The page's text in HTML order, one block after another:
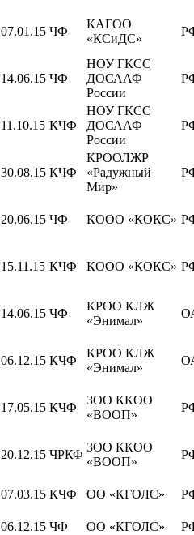
07.01.15 ЧФ
КАГОО
«КСиДС»
14.06.15 ЧФ
НОУ ГКСС
ДОСААФ
России
11.10.15 КЧФ
НОУ ГКСС
ДОСААФ
России
30.08.15 КЧФ
КРООЛЖР
«Радужный
Мир»
20.06.15 ЧФ КООО «КОКС»
15.11.15 КЧФ КООО «КОКС»
14.06.15 ЧФ
КРОО КЛЖ
«Энимал»
06.12.15 КЧФ
КРОО КЛЖ
«Энимал»
17.05.15 КЧФ
ЗОО ККОО
«ВООП»
20.12.15 ЧРКФ
ЗОО ККОО
«ВООП»
07.03.15 КЧФ ОО «КГОЛС»
06.12.15 ЧФ ОО «КГОЛС»